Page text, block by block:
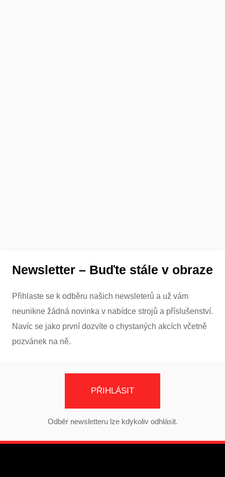
Newsletter – Buďte stále v obraze
Přihlaste se k odběru našich newsleterů a už vám
neunikne žádná novinka v nabídce strojů a příslušenství.
Navíc se jako první dozvíte o chystaných akcích včetně
pozvánek na ně.
PŘIHLÁSIT
Odběr newsletteru lze kdykoliv odhlásit.